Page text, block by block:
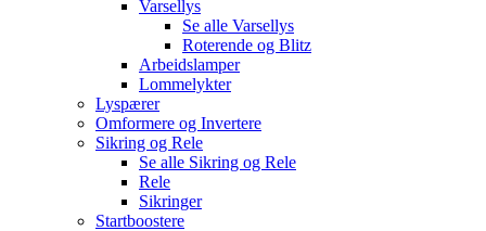
Varsellys
Se alle Varsellys
Roterende og Blitz
Arbeidslamper
Lommelykter
Lyspærer
Omformere og Invertere
Sikring og Rele
Se alle Sikring og Rele
Rele
Sikringer
Startboostere